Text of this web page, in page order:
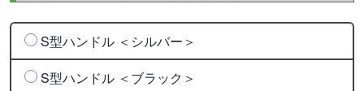
S型ハンドル ＜シルバー＞
S型ハンドル ＜ブラック＞